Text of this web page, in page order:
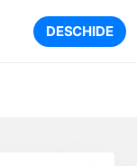
DESCHIDE